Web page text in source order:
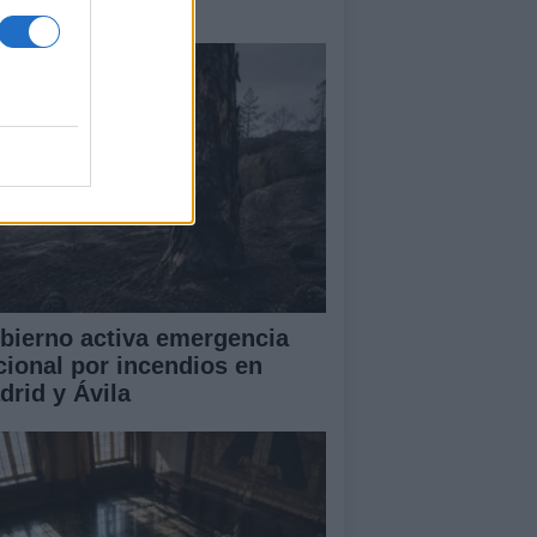
activa emergencia
por incendios en
y Ávila